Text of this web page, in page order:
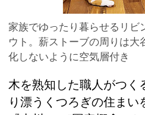
家族でゆったり暮らせるリビ
ウト。薪ストーブの周りは大
化しないように空気層付き
木を熟知した職人がつく
り漂うくつろぎの住まい